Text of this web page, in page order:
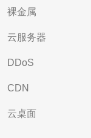
裸金属
云服务器
DDoS
CDN
云桌面